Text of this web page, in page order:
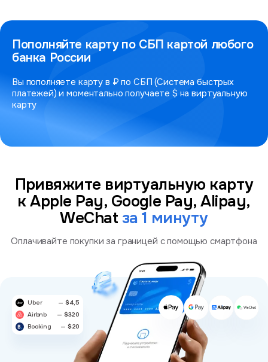
Пополняйте карту по СБП картой любого
банка России
Вы пополняете карту в ₽ по СБП (Система быстрых
платежей) и моментально получаете $ на виртуальную
карту
Привяжите виртуальную карту
к Apple Pay, Google Pay, Alipay,
WeChat за 1 минуту
Оплачивайте покупки за границей с помощью смартфона
Uber
— $4,5
Airbnb
— $320
Booking
— $20